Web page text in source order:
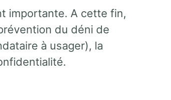
importante. A cette fin,
du déni de
à usager), la